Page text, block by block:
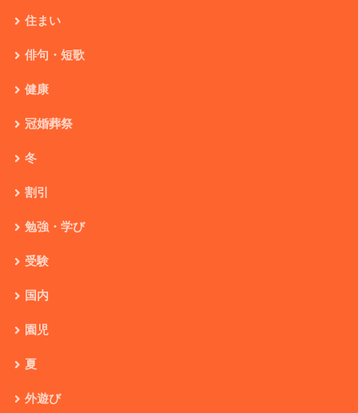
住まい
俳句・短歌
健康
冠婚葬祭
冬
割引
勉強・学び
受験
国内
園児
夏
外遊び